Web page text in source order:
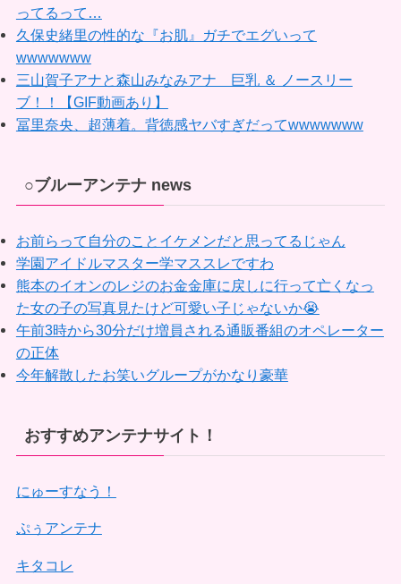
ってるって…
久保史緒里の性的な『お肌』ガチでエグいって
wwwwwww
三山賀子アナと森山みなみアナ 巨乳 ＆ ノースリー
ブ！！【GIF動画あり】
冨里奈央、超薄着。背徳感ヤバすぎだってwwwwwww
○ブルーアンテナ news
お前らって自分のことイケメンだと思ってるじゃん
学園アイドルマスター学マススレですわ
熊本のイオンのレジのお金金庫に戻しに行って亡くなっ
た女の子の写真見たけど可愛い子じゃないか😭
午前3時から30分だけ増員される通販番組のオペレーター
の正体
今年解散したお笑いグループがかなり豪華
おすすめアンテナサイト！
にゅーすなう！
ぷぅアンテナ
キタコレ